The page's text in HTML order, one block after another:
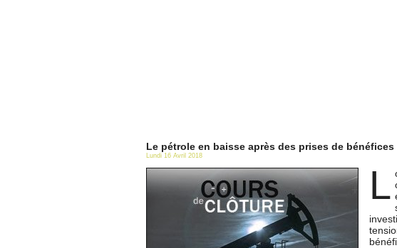
Le pétrole en baisse après des prises de bénéfices
Lundi 16 Avril 2018
L